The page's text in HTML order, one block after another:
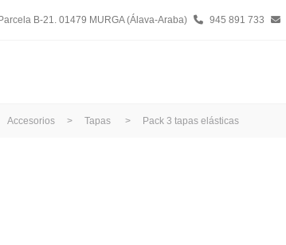
B-21. 01479 MURGA (Álava-Araba) 945 891 733
Accesorios > Tapas > Pack 3 tapas elásticas